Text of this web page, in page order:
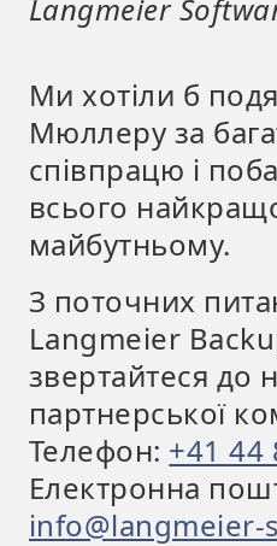
Langmeier
Ми хотіли б
Мюллеру за
співпрацю і
всього
майбутньому.
З поточних
Langmeier
звертайтеся до
партнерської
Телефон: +41 44
Електронна